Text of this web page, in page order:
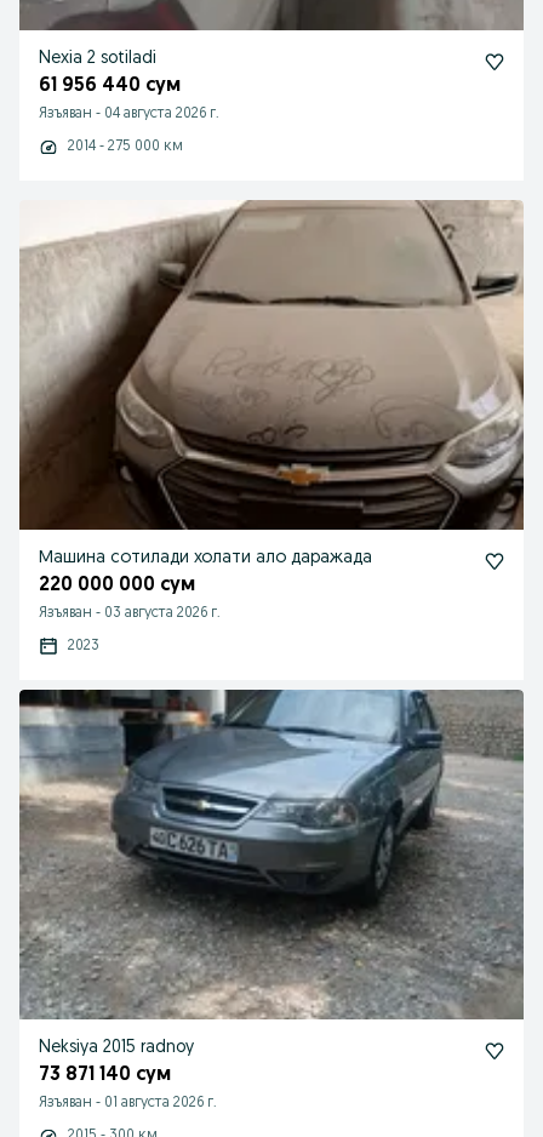
Nexia 2 sotiladi
61 956 440 сум
Язъяван - 04 августа 2026 г.
2014 - 275 000 км
Машина сотилади холати ало даражада
220 000 000 сум
Язъяван - 03 августа 2026 г.
2023
Neksiya 2015 radnoy
73 871 140 сум
Язъяван - 01 августа 2026 г.